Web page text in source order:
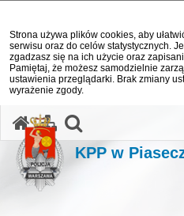
Strona używa plików cookies, aby
serwisu oraz do celów statystycznych.
zgadzasz się na ich użycie oraz
Pamiętaj, że możesz samodzielnie
ustawienia przeglądarki. Brak zmiany
wyrażenie zgody.
KPP w